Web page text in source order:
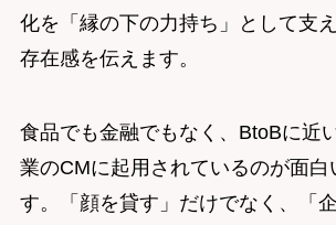
化を「縁の下の力持ち」として支
存在感を伝えます。
食品でも金融でもなく、BtoBに近
業のCMに起用されているのが面白
す。「顔を貸す」だけでなく、「